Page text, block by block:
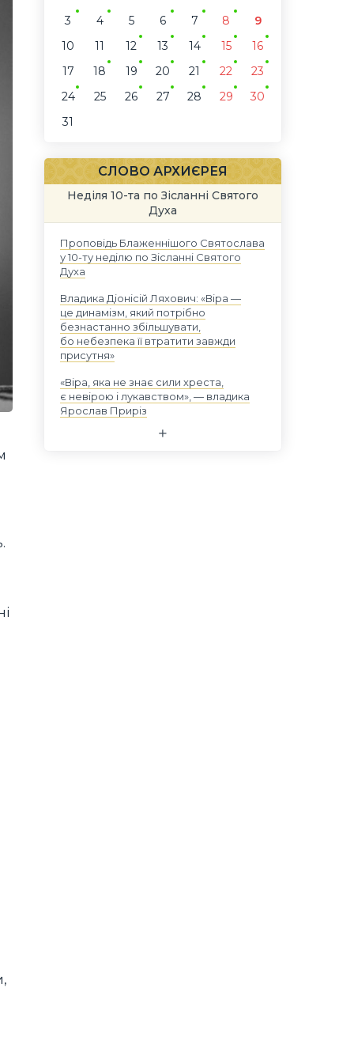
3
4 5 6 7 8
9
10
11 12 13 14 15
16
17
18 19 20 21 22
23
24
25 26 27 28 29
30
31
СЛОВО АРХИЄРЕЯ
Неділя 10-та по Зісланні Святого
Духа
Проповідь Блаженнішого Святослава
у 10-ту неділю по Зісланні Святого
Духа
Владика Діонісій Ляхович: «Віра —
це динамізм, який потрібно
безнастанно збільшувати,
бо небезпека її втратити завжди
присутня»
«Віра, яка не знає сили хреста,
є невірою і лукавством», — владика
Ярослав Приріз